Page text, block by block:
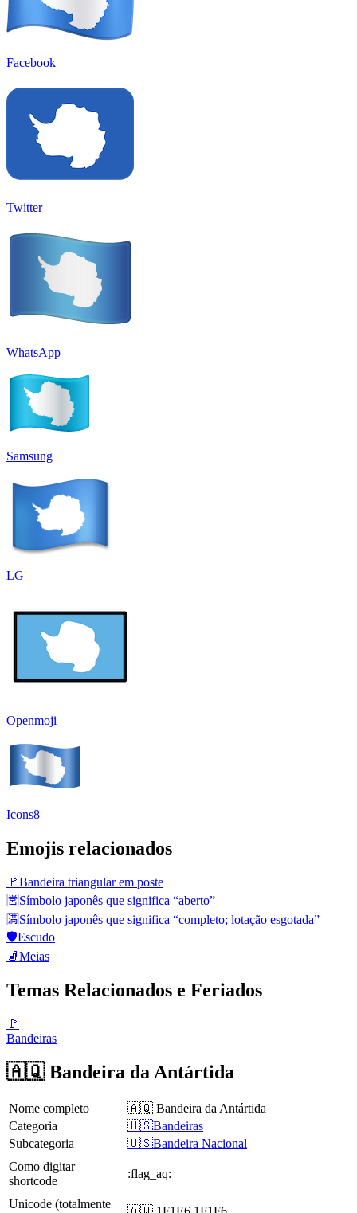
Facebook
Twitter
WhatsApp
Samsung
LG
Openmoji
Icons8
Emojis relacionados
🚩Bandeira triangular em poste
🈺Símbolo japonês que significa “aberto”
🈵Símbolo japonês que significa “completo; lotação esgotada”
🛡️Escudo
🧦Meias
Temas Relacionados e Feriados
🚩
Bandeiras
🇦🇶 Bandeira da Antártida
Nome completo
🇦🇶 Bandeira da Antártida
Categoria
🇺🇸Bandeiras
Subcategoria
🇺🇸Bandeira Nacional
Como digitar
shortcode
:flag_aq:
Unicode (totalmente